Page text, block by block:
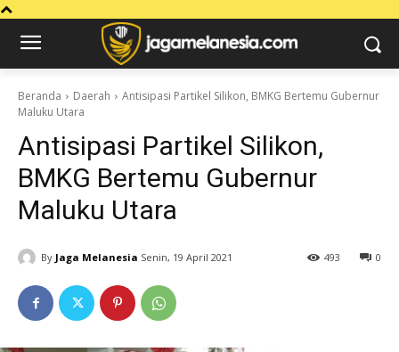
Beranda Daerah
Antisipasi Partikel Silikon, BMKG Bertemu Gubernur
Maluku Utara
Antisipasi Partikel Silikon,
BMKG Bertemu Gubernur
Maluku Utara
By Jaga Melanesia Senin, 19 April 2021 0
493